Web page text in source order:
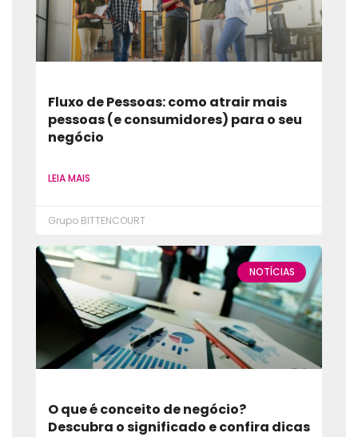
Fluxo de Pessoas: como atrair mais
pessoas (e consumidores) para o seu
negócio
LEIA MAIS
Grupo BITTENCOURT
NOTÍCIAS
O que é conceito de negócio?
Descubra o significado e confira dicas